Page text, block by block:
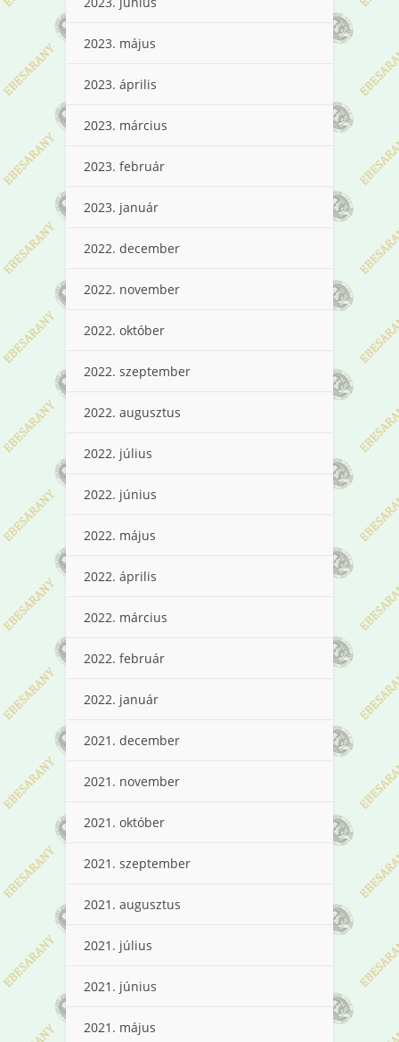
2023. május
2023. április
2023. március
2023. február
2023. január
2022. december
2022. november
2022. október
2022. szeptember
2022. augusztus
2022. július
2022. június
2022. május
2022. április
2022. március
2022. február
2022. január
2021. december
2021. november
2021. október
2021. szeptember
2021. augusztus
2021. július
2021. június
2021. május